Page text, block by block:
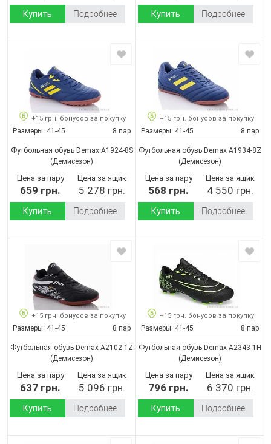
Купить Подробнее Купить Подробнее
+15 грн. бонусов за покупку
Размеры: 41-45 8 пар
Футбольная обувь Demax A1924-8S
(Демисезон)
Цена за пару
659 грн.
Цена за ящик
5 278 грн.
Купить Подробнее
+15 грн. бонусов за покупку
Размеры: 41-45 8 пар
Футбольная обувь Demax A1934-8Z
(Демисезон)
Цена за пару
568 грн.
Цена за ящик
4 550 грн.
Купить Подробнее
+15 грн. бонусов за покупку
Размеры: 41-45 8 пар
Футбольная обувь Demax A2102-1Z
(Демисезон)
Цена за пару
637 грн.
Цена за ящик
5 096 грн.
Купить Подробнее
+15 грн. бонусов за покупку
Размеры: 41-45 8 пар
Футбольная обувь Demax A2343-1H
(Демисезон)
Цена за пару
796 грн.
Цена за ящик
6 370 грн.
Купить Подробнее